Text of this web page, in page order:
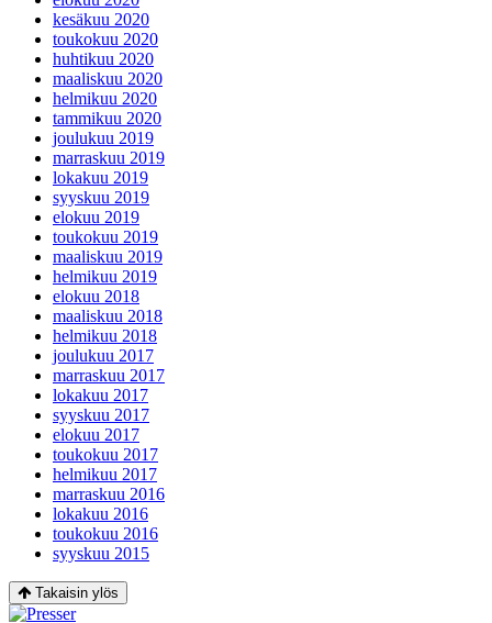
kesäkuu 2020
toukokuu 2020
huhtikuu 2020
maaliskuu 2020
helmikuu 2020
tammikuu 2020
joulukuu 2019
marraskuu 2019
lokakuu 2019
syyskuu 2019
elokuu 2019
toukokuu 2019
maaliskuu 2019
helmikuu 2019
elokuu 2018
maaliskuu 2018
helmikuu 2018
joulukuu 2017
marraskuu 2017
lokakuu 2017
syyskuu 2017
elokuu 2017
toukokuu 2017
helmikuu 2017
marraskuu 2016
lokakuu 2016
toukokuu 2016
syyskuu 2015
Takaisin ylös